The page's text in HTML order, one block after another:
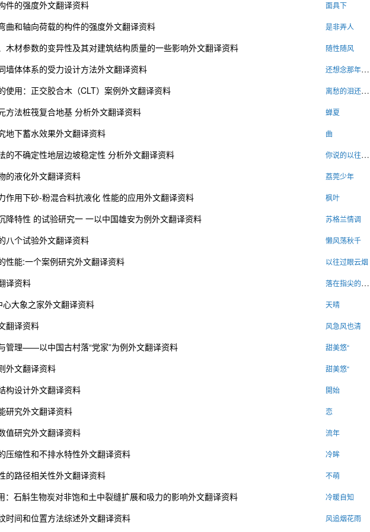
件的强度外文翻译资料 面具下
曲和轴向荷载的构件的强度外文翻译资料 是非弄人
木材参数的变异性及其对建筑结构质量的一些影响外文翻译资料 随性随风
墙体体系的受力设计方法外文翻译资料 还想念那年你的温柔
使用：正交胶合木（CLT）案例外文翻译资料 离愁的泪还那么顽固╮
方法桩筏复合地基 分析外文翻译资料 蝉夏
地下蓄水效果外文翻译资料 曲
的不确定性地层边坡稳定性 分析外文翻译资料 你说的以往没有我的故事
的液化外文翻译资料 荔莞少年
作用下砂-粉混合料抗液化 性能的应用外文翻译资料 枫叶
降特性 的试验研究一 一以中国雄安为例外文翻译资料 苏格兰情调
八个试验外文翻译资料 懒风荡秋千
性能:一个案例研究外文翻译资料 以往过眼云烟
译资料 落在指尖的羽毛
大象之家外文翻译资料 天晴
翻译资料 风急风也清
管理——以中国古村落“党家”为例外文翻译资料 甜美悠“
外文翻译资料 甜美悠“
构设计外文翻译资料 開始
研究外文翻译资料 恋
值研究外文翻译资料 流年
压缩性和不排水特性外文翻译资料 冷眸
的路径相关性外文翻译资料 不萌
：石斛生物炭对非饱和土中裂缝扩展和吸力的影响外文翻译资料 冷暖自知
时间和位置方法综述外文翻译资料 风追烟花雨